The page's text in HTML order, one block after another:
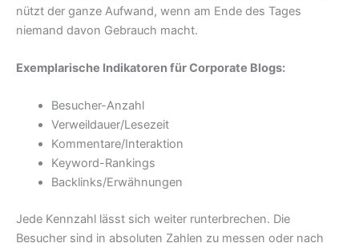
nützt der ganze Aufwand, wenn am Ende des Tages
niemand davon Gebrauch macht.
Exemplarische Indikatoren für Corporate Blogs:
Besucher-Anzahl
Verweildauer/Lesezeit
Kommentare/Interaktion
Keyword-Rankings
Backlinks/Erwähnungen
Jede Kennzahl lässt sich weiter runterbrechen. Die
Besucher sind in absoluten Zahlen zu messen oder nach